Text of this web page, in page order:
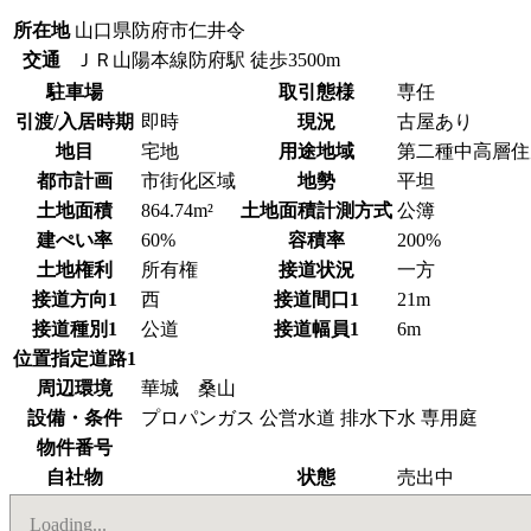
所在地 山口県防府市仁井令
交通
ＪＲ山陽本線防府駅 徒歩3500m
駐車場
取引態様
専任
引渡/入居時期 即時 現況
古屋あり
地目
宅地 用途地域
第二種中高層
都市計画
市街化区域 地勢
平坦
土地面積
864.74m² 土地面積計測方式 公簿
建ぺい率
60% 容積率
200%
土地権利
所有権 接道状況
一方
接道方向1
西 接道間口1
21m
接道種別1
公道 接道幅員1
6m
位置指定道路1
周辺環境
華城 桑山
設備・条件
プロパンガス 公営水道 排水下水 専用庭
物件番号
自社物
状態 売出中
Loading...